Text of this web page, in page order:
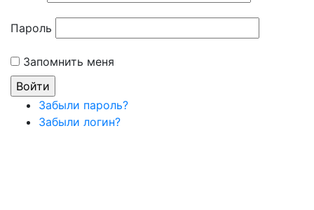
Пароль
Запомнить меня
Забыли пароль?
Забыли логин?